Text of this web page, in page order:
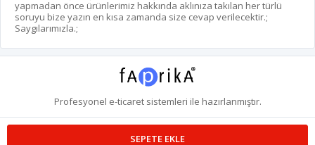
SEPETE EKLE
yapmadan önce ürünlerimiz hakkında aklınıza takılan her türlü
soruyu bize yazın en kısa zamanda size cevap verilecektir.;
Saygılarımızla.;
Profesyonel e-ticaretsistemleri ile hazırlanmıştır.